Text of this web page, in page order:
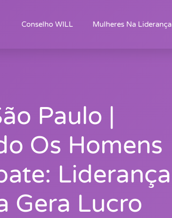
Conselho WILL Mulheres Na Liderança
Paulo |
Os Homens
Liderança
Gera Lucro